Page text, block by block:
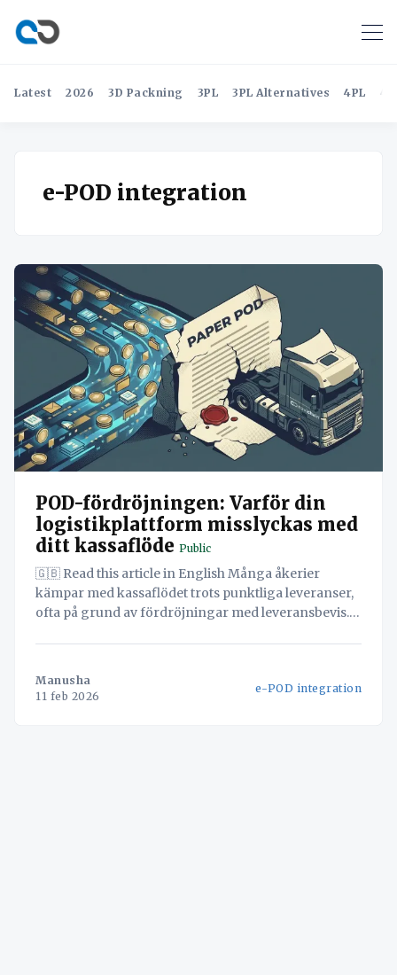
Latest 2026 3D Packning 3PL 3PL Alternatives 4PL
e-POD integration
POD-fördröjningen: Varför din
logistikplattform misslyckas med
ditt kassaflöde Public
🇬🇧 Read this article in English Många åkerier
kämpar med kassaflödet trots punktliga leveranser,
ofta på grund av fördröjningar med leveransbevis.
ramverk för att öka din finansiella hastighet. POD-
Manusha
11 feb 2026
e-POD integration